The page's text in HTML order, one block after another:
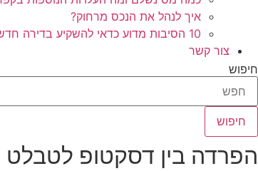
איך לנהל את הנכס מרחוק?
10 הסיבות מדוע כדאי להשקיע בדירה חדשה בחו”ל בשלב הפריסייל
צור קשר
חיפוש
חיפוש
הפרדה בין דסקטופ לטבלט